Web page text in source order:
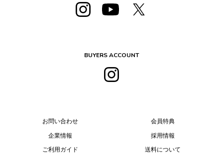
BUYERS ACCOUNT
お問い合わせ
企業情報
ご利用ガイド
会員特典
採用情報
送料について